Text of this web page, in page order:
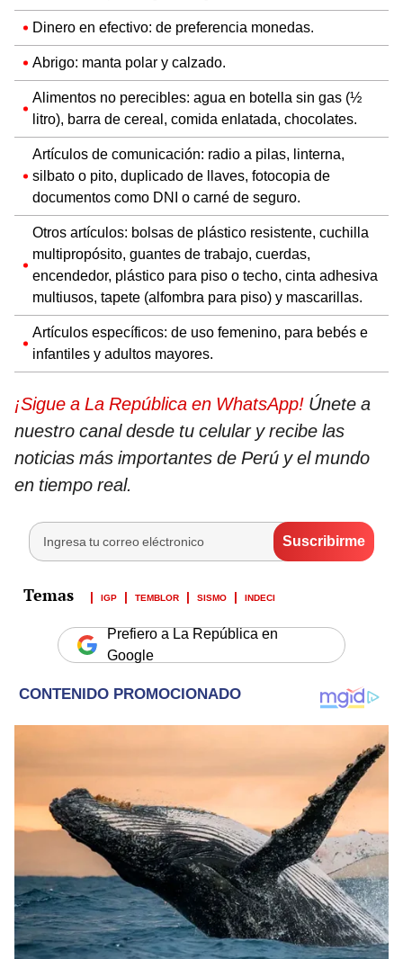
Dinero en efectivo: de preferencia monedas.
Abrigo: manta polar y calzado.
Alimentos no perecibles: agua en botella sin gas (½
litro), barra de cereal, comida enlatada, chocolates.
Artículos de comunicación: radio a pilas, linterna,
silbato o pito, duplicado de llaves, fotocopia de
documentos como DNI o carné de seguro.
Otros artículos: bolsas de plástico resistente, cuchilla
multipropósito, guantes de trabajo, cuerdas,
encendedor, plástico para piso o techo, cinta adhesiva
multiusos, tapete (alfombra para piso) y mascarillas.
Artículos específicos: de uso femenino, para bebés e
infantiles y adultos mayores.
¡Sigue a La República en WhatsApp! Únete a
nuestro canal desde tu celular y recibe las
noticias más importantes de Perú y el mundo
en tiempo real.
IGP TEMBLOR SISMO INDECI
Prefiero a La República en
Google